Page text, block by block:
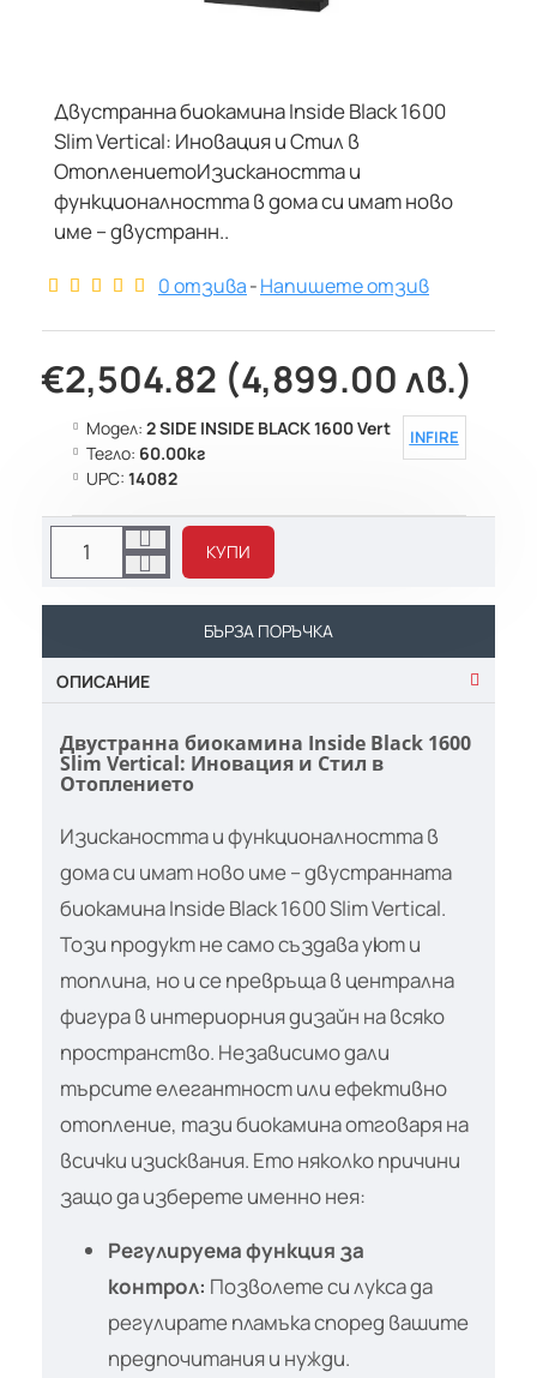
Двустранна биокамина Inside Black 1600
Slim Vertical: Иновация и Стил в
ОтоплениетоИзискаността и
функционалността в дома си имат ново
име – двустранн..
0 отзива-Напишете отзив
€2,504.82 (4,899.00 лв.)
Модел: 2 SIDE INSIDE BLACK 1600 Vert
Тегло: 60.00кг
UPC: 14082
INFIRE
КУПИ
БЪРЗА ПОРЪЧКА
ОПИСАНИЕ
Двустранна биокамина Inside Black 1600
Slim Vertical: Иновация и Стил в
Отоплението
Изискаността и функционалността в
дома си имат ново име – двустранната
биокамина Inside Black 1600 Slim Vertical.
Този продукт не само създава уют и
топлина, но и се превръща в централна
фигура в интериорния дизайн на всяко
пространство. Независимо дали
търсите елегантност или ефективно
отопление, тази биокамина отговаря на
всички изисквания. Ето няколко причини
защо да изберете именно нея:
Регулируема функция за
контрол: Позволете си лукса да
регулирате пламъка според вашите
предпочитания и нужди.